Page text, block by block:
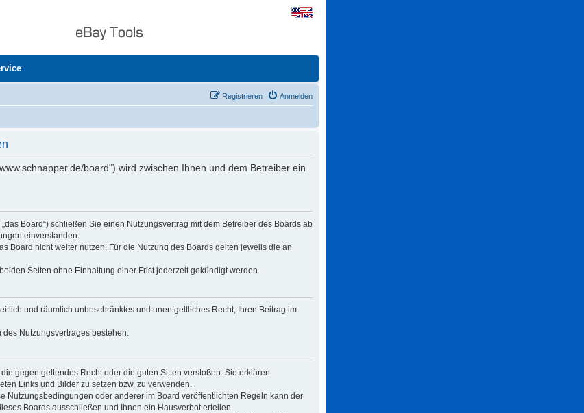
Anmelden
Registrieren
board“) wird zwischen Ihnen und dem Betreiber ein
Board“) schließen Sie einen Nutzungsvertrag mit dem Betreiber des Boards ab
einverstanden.
Board nicht weiter nutzen. Für die Nutzung des Boards gelten jeweils die an
Seiten ohne Einhaltung einer Frist jederzeit gekündigt werden.
und räumlich unbeschränktes und unentgeltliches Recht, Ihren Beitrag im
Nutzungsvertrages bestehen.
gegen geltendes Recht oder die guten Sitten verstoßen. Sie erklären
Links und Bilder zu setzen bzw. zu verwenden.
Nutzungsbedingungen oder anderer im Board veröffentlichten Regeln kann der
Boards ausschließen und Ihnen ein Hausverbot erteilen.